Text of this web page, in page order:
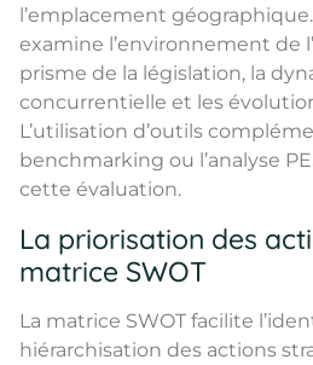
l’emplacement
examine l’environnement de
prisme de la législation, la
concurrentielle et les
L’utilisation d’outils
benchmarking ou l’analyse
cette évaluation.
La priorisation des
matrice SWOT
La matrice SWOT facilite
hiérarchisation des actions